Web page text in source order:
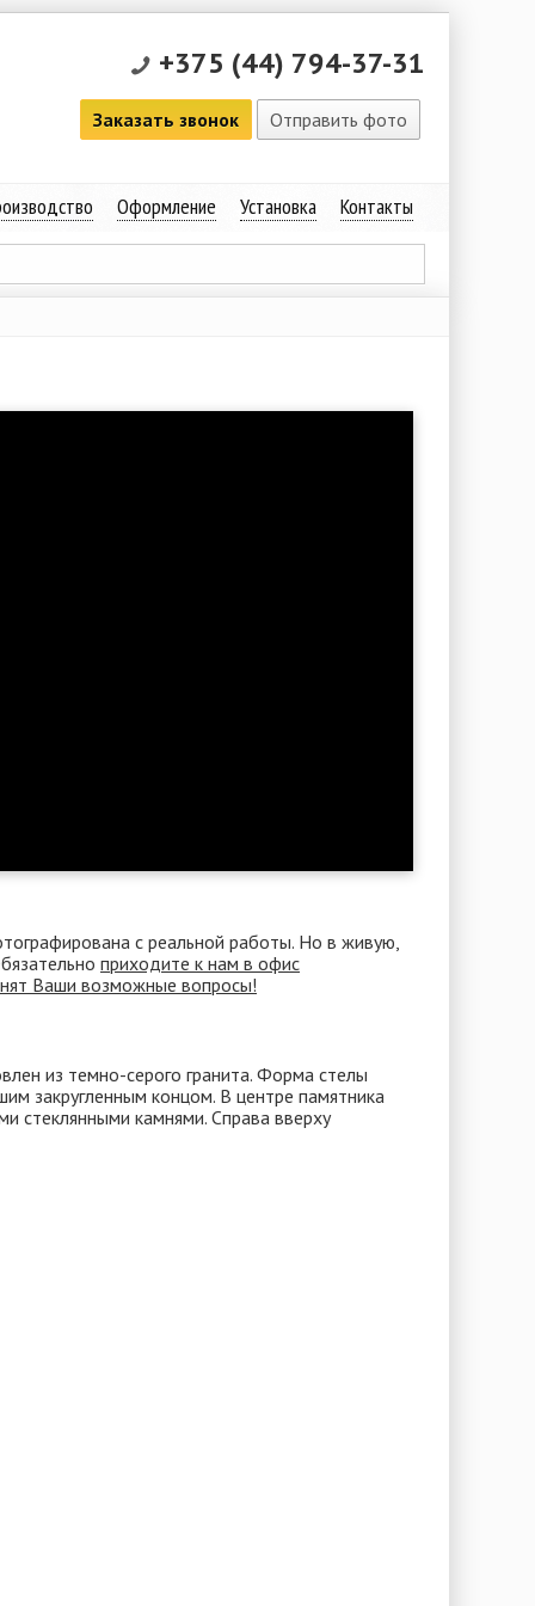
+375 (44) 794-37-31
Заказать звонок Отправить фото
Оформление Установка Контакты
с реальной работы. Но в живую,
приходите к нам в офис
Ваши возможные вопросы!
из темно-серого гранита. Форма стелы
закругленным концом. В центре памятника
стеклянными камнями. Справа вверху